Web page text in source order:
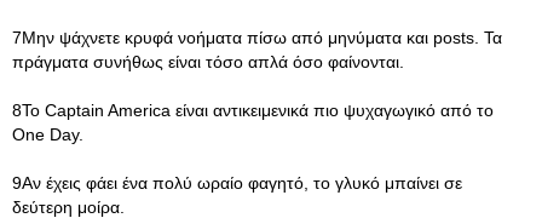
7Μην ψάχνετε κρυφά νοήματα πίσω από μηνύματα και posts. Τα
πράγματα συνήθως είναι τόσο απλά όσο φαίνονται.
8Το Captain America είναι αντικειμενικά πιο ψυχαγωγικό από το
One Day.
9Αν έχεις φάει ένα πολύ ωραίο φαγητό, το γλυκό μπαίνει σε
δεύτερη μοίρα.